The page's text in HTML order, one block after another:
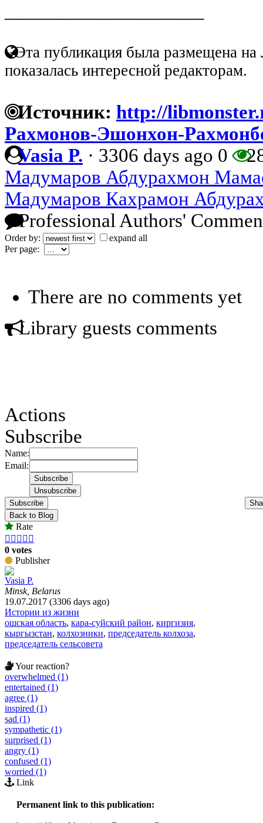
Эта публикация была размещена на
показалась интересной редакторам.
Источник: http://
Рахмонов-Эшонхон-
Vasia P. · 3306 days ago 0
Мадумаров Абдурахмон
Мадумаров Кахрамон
Professional Authors'
Order by:
expand all
Per page:
There are no comments yet
Library guests comments
Actions
Subscribe
Name:
Email:
Subscribe
Back to Blog
Rate
    
0 votes
Publisher
Vasia P.
Minsk, Belarus
19.07.2017 (3306 days ago)
Истории из жизни
ошская область, кара-суйский район, киргизия,
кыргызстан, колхозники, председатель колхоза,
председатель сельсовета
Your reaction?
overwhelmed (1)
entertained (1)
agree (1)
inspired (1)
sad (1)
sympathetic (1)
surprised (1)
angry (1)
confused (1)
worried (1)
Link
Permanent link to this publication: